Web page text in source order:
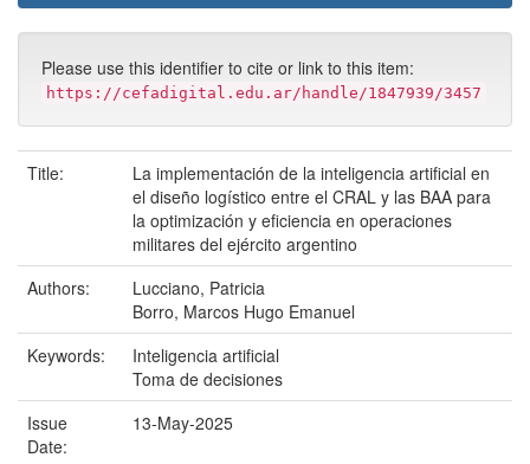
Please use this identifier to cite or link to this item:
https://cefadigital.edu.ar/handle/1847939/3457
Title:
La implementación de la inteligencia artificial en
el diseño logístico entre el CRAL y las BAA para
la optimización y eficiencia en operaciones
militares del ejército argentino
Authors:
Lucciano, Patricia
Borro, Marcos Hugo Emanuel
Keywords:
Inteligencia artificial
Toma de decisiones
Issue
Date:
13-May-2025